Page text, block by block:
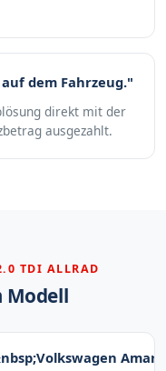
dem Fahrzeug."
direkt mit der
ausgezahlt.
TDI ALLRAD
Modell